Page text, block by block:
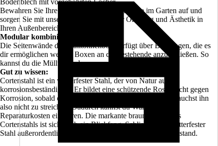
Bodenblech mit vorgebohrten Löcher.
Bewahren Sie Ihre Mülltonne außer Sichtweite im Garten auf und
sorgen Sie mit unserer Mülltonnebox für Ordnung und Ästhetik in
Ihren Außenbereichen!
Modular kombinierbar
Die Seitenwände der Mülltonnenbox verfügt über Bohrungen, die es
dir ermöglichen weitere Boxen an die bestehende anzuschließen. So
kannst du die Mülltonnenbox unendlich oft erweitern.
Gut zu wissen:
Cortenstahl ist ein wetterfester Stahl, der von Natur aus
korrosionsbeständig ist. Er bildet eine schützende Rostschicht gegen
Korrosion, sobald er der Witterung ausgesetzt wird. Du brauchst ihn
also nicht zu streichen. Dadurch kannst du Wartungs- und
Reparaturkosten einsparen. Die markante braune Farbe des
Cortenstahls ist sicherlich ein Blickfang. Schließlich ist wetterfester
Stahl außerordentlich langlebig und hält dem Test der Zeit stand.